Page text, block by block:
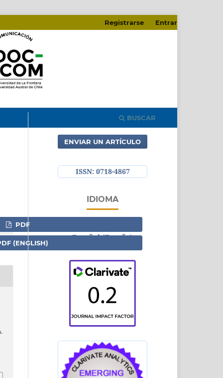
BUSCAR
Registrarse Entrar
PDF
(ENGLISH)
ENVIAR UN ARTÍCULO
ISSN: 0718-4867
IDIOMA
Español (España)